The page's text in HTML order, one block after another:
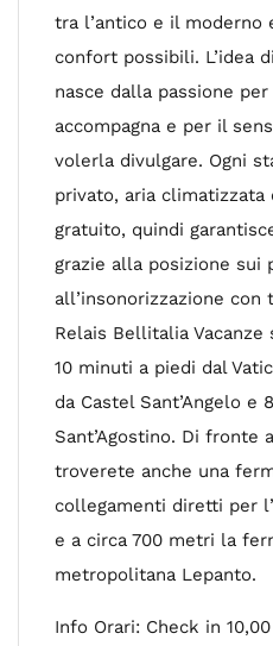
tra l’antico e il
confort possibili. L’idea
nasce dalla passione
accompagna e per il
volerla divulgare. Ogni
privato, aria climatizzata
gratuito, quindi
grazie alla posizione sui
all’insonorizzazione
Relais Bellitalia
10 minuti a piedi dal
da Castel Sant’Angelo e
Sant’Agostino. Di fronte
troverete anche una
collegamenti diretti per
e a circa 700 metri la
metropolitana Lepanto.
Info Orari: Check in